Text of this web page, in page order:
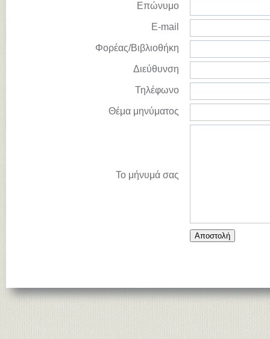
Επώνυμο
E-mail
Φορέας/Βιβλιοθήκη
Διεύθυνση
Τηλέφωνο
Θέμα μηνύματος
Το μήνυμά σας
Αποστολή